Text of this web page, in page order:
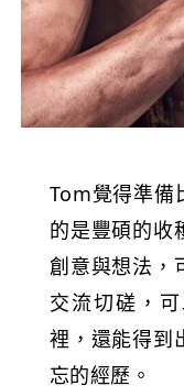
Tom覺得準備
的是豐碩的收
創意與想法，
交流切磋，
裡，還能得到
忘的經歷。